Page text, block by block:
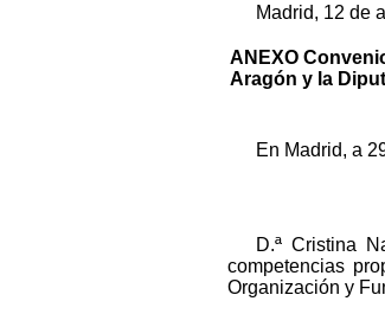
Madrid, 12 de
ANEXO
Aragón y la
En Madrid, a
D.ª Cristina
competencias
Organización y